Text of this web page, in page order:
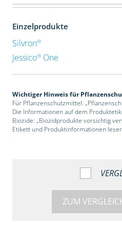
Einzelprodukte
Silvron®
Jessico®One
Wichtiger Hinweis für
Für Pflanzenschutzmittel:
Die Informationen auf dem
Biozide: „Biozidprodukte vorsichtig
Etikett und Produktinformationen
ZUM